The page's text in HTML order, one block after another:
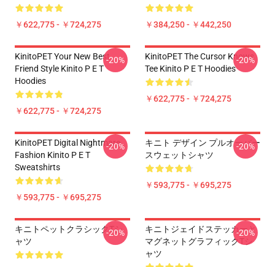
￥622,775 - ￥724,275 ￥384,250 - ￥442,250
KinitoPET Your New Best
Friend Style Kinito P E T
Hoodies
￥622,775 - ￥724,275
-20%
KinitoPET The Cursor Knows
Tee Kinito P E T Hoodies
￥622,775 - ￥724,275
-20%
KinitoPET Digital Nightmare
Fashion Kinito P E T
Sweatshirts
￥593,775 - ￥695,275
-20%
キニト デザイン プルオーバー
スウェットシャツ
￥593,775 - ￥695,275
-20%
キニトペットクラシックTシ
ャツ
-20%
キニトジェイドステッカーと
マグネットグラフィックTシ
ャツ
-20%